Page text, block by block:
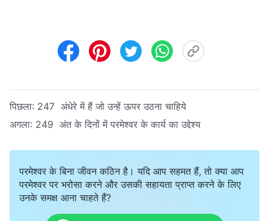
पिछला: 247 अंधेरे में हैं जो उन्हें ऊपर उठना चाहिये
अगला: 249 अंत के दिनों में परमेश्वर के कार्य का उद्देश्य
परमेश्वर के बिना जीवन कठिन है। यदि आप सहमत हैं, तो क्या आप
परमेश्वर पर भरोसा करने और उसकी सहायता प्राप्त करने के लिए
उनके समक्ष आना चाहते हैं?